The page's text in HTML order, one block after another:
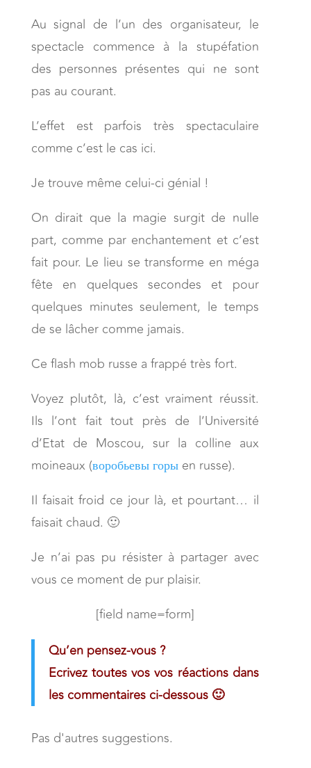
Au signal de l’un des organisateur, le
spectacle commence à la stupéfation
des personnes présentes qui ne sont
pas au courant.
L’effet est parfois très spectaculaire
comme c’est le cas ici.
Je trouve même celui-ci génial !
On dirait que la magie surgit de nulle
part, comme par enchantement et c’est
fait pour. Le lieu se transforme en méga
fête en quelques secondes et pour
quelques minutes seulement, le temps
de se lâcher comme jamais.
Ce flash mob russe a frappé très fort.
Voyez plutôt, là, c’est vraiment réussit.
Ils l’ont fait tout près de l’Université
d’Etat de Moscou, sur la colline aux
moineaux (воробьевы горыen russe).
Il faisait froid ce jour là, et pourtant… il
faisait chaud. 🙂
Je n’ai pas pu résister à partager avec
vous ce moment de pur plaisir.
[field name=form]
Qu’en pensez-vous ?
Ecrivez toutes vos vos réactions dans
les commentaires ci-dessous 🙂
Pas d'autres suggestions.